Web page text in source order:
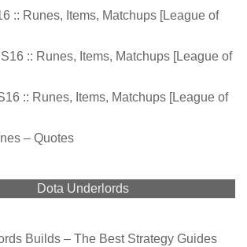
:: Runes, Items, Matchups [League of
:: Runes, Items, Matchups [League of
:: Runes, Items, Matchups [League of
– Quotes
Dota Underlords
Builds – The Best Strategy Guides